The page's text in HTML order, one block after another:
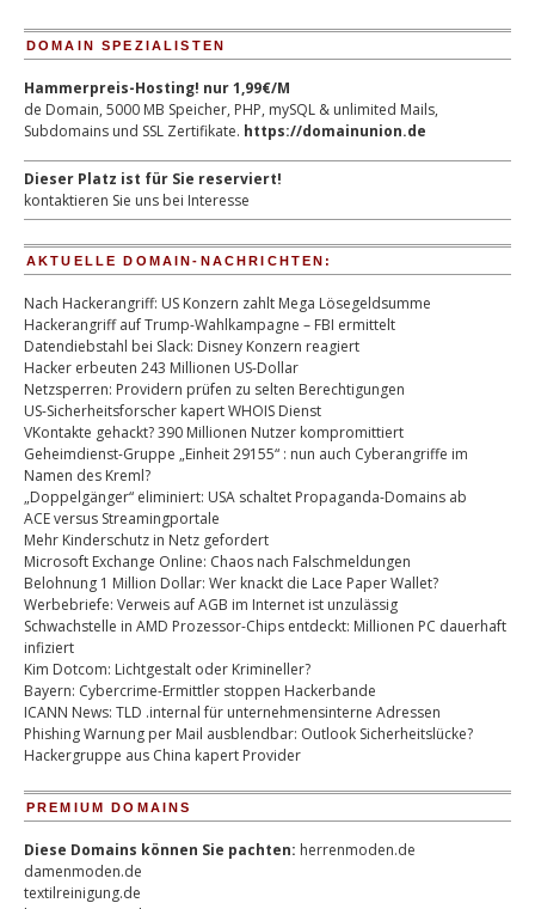
DOMAIN SPEZIALISTEN
Hammerpreis-Hosting! nur 1,99€/M
de Domain, 5000 MB Speicher, PHP, mySQL & unlimited Mails,
Subdomains und SSL Zertifikate. https://domainunion.de
Dieser Platz ist für Sie reserviert!
kontaktieren Sie uns bei Interesse
AKTUELLE DOMAIN-NACHRICHTEN:
Nach Hackerangriff: US Konzern zahlt Mega Lösegeldsumme
Hackerangriff auf Trump-Wahlkampagne – FBI ermittelt
Datendiebstahl bei Slack: Disney Konzern reagiert
Hacker erbeuten 243 Millionen US-Dollar
Netzsperren: Providern prüfen zu selten Berechtigungen
US-Sicherheitsforscher kapert WHOIS Dienst
VKontakte gehackt? 390 Millionen Nutzer kompromittiert
Geheimdienst-Gruppe „Einheit 29155“ : nun auch Cyberangriffe im
Namen des Kreml?
„Doppelgänger“ eliminiert: USA schaltet Propaganda-Domains ab
ACE versus Streamingportale
Mehr Kinderschutz in Netz gefordert
Microsoft Exchange Online: Chaos nach Falschmeldungen
Belohnung 1 Million Dollar: Wer knackt die Lace Paper Wallet?
Werbebriefe: Verweis auf AGB im Internet ist unzulässig
Schwachstelle in AMD Prozessor-Chips entdeckt: Millionen PC dauerhaft
infiziert
Kim Dotcom: Lichtgestalt oder Krimineller?
Bayern: Cybercrime-Ermittler stoppen Hackerbande
ICANN News: TLD .internal für unternehmensinterne Adressen
Phishing Warnung per Mail ausblendbar: Outlook Sicherheitslücke?
Hackergruppe aus China kapert Provider
PREMIUM DOMAINS
Diese Domains können Sie pachten: herrenmoden.de
damenmoden.de
textilreinigung.de